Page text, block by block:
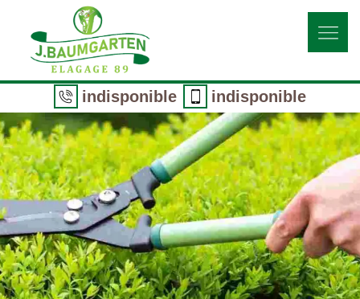
indisponible indisponible